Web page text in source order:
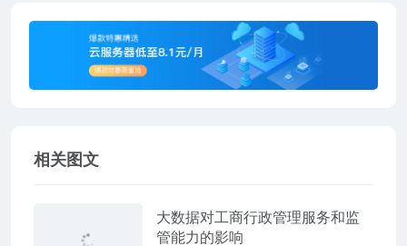
相关图文
大数据对工商行政管理服务和监
管能力的影响